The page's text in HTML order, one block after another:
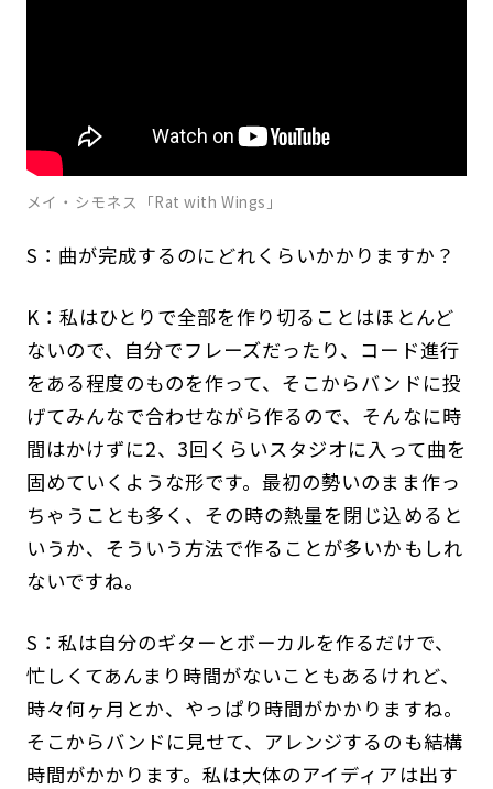
メイ・シモネス「Rat with Wings」
S：曲が完成するのにどれくらいかかりますか？
K：私はひとりで全部を作り切ることはほとんど
ないので、自分でフレーズだったり、コード進行
をある程度のものを作って、そこからバンドに投
げてみんなで合わせながら作るので、そんなに時
間はかけずに2、3回くらいスタジオに入って曲を
固めていくような形です。最初の勢いのまま作っ
ちゃうことも多く、その時の熱量を閉じ込めると
いうか、そういう方法で作ることが多いかもしれ
ないですね。
S：私は自分のギターとボーカルを作るだけで、
忙しくてあんまり時間がないこともあるけれど、
時々何ヶ月とか、やっぱり時間がかかりますね。
そこからバンドに見せて、アレンジするのも結構
時間がかかります。私は大体のアイディアは出す